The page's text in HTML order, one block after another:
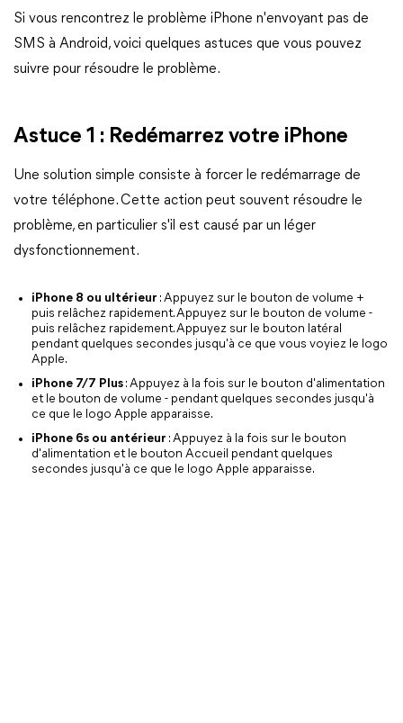
Si vous rencontrez le problème iPhone n'envoyant pas de
SMS à Android, voici quelques astuces que vous pouvez
suivre pour résoudre le problème.
Astuce 1 : Redémarrez votre iPhone
Une solution simple consiste à forcer le redémarrage de
votre téléphone. Cette action peut souvent résoudre le
problème, en particulier s'il est causé par un léger
dysfonctionnement.
iPhone 8 ou ultérieur : Appuyez sur le bouton de volume +
puis relâchez rapidement. Appuyez sur le bouton de volume -
puis relâchez rapidement. Appuyez sur le bouton latéral
pendant quelques secondes jusqu'à ce que vous voyiez le logo
Apple.
iPhone 7/7 Plus : Appuyez à la fois sur le bouton d'alimentation
et le bouton de volume - pendant quelques secondes jusqu'à
ce que le logo Apple apparaisse.
iPhone 6s ou antérieur : Appuyez à la fois sur le bouton
d'alimentation et le bouton Accueil pendant quelques
secondes jusqu'à ce que le logo Apple apparaisse.